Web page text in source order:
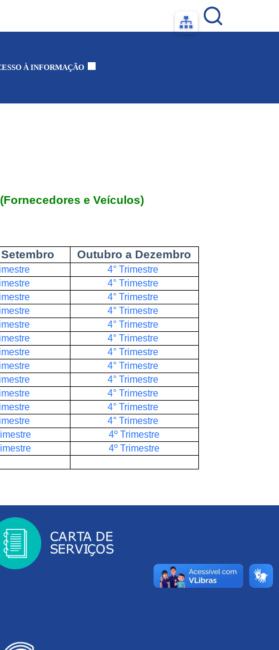
À INFORMAÇÃO
e Veículos)
Outubro a Dezembro
4° Trimestre
4° Trimestre
4° Trimestre
4° Trimestre
4° Trimestre
4° Trimestre
4° Trimestre
4° Trimestre
4° Trimestre
4° Trimestre
4° Trimestre
4° Trimestre
4º Trimestre
4º Trimestre